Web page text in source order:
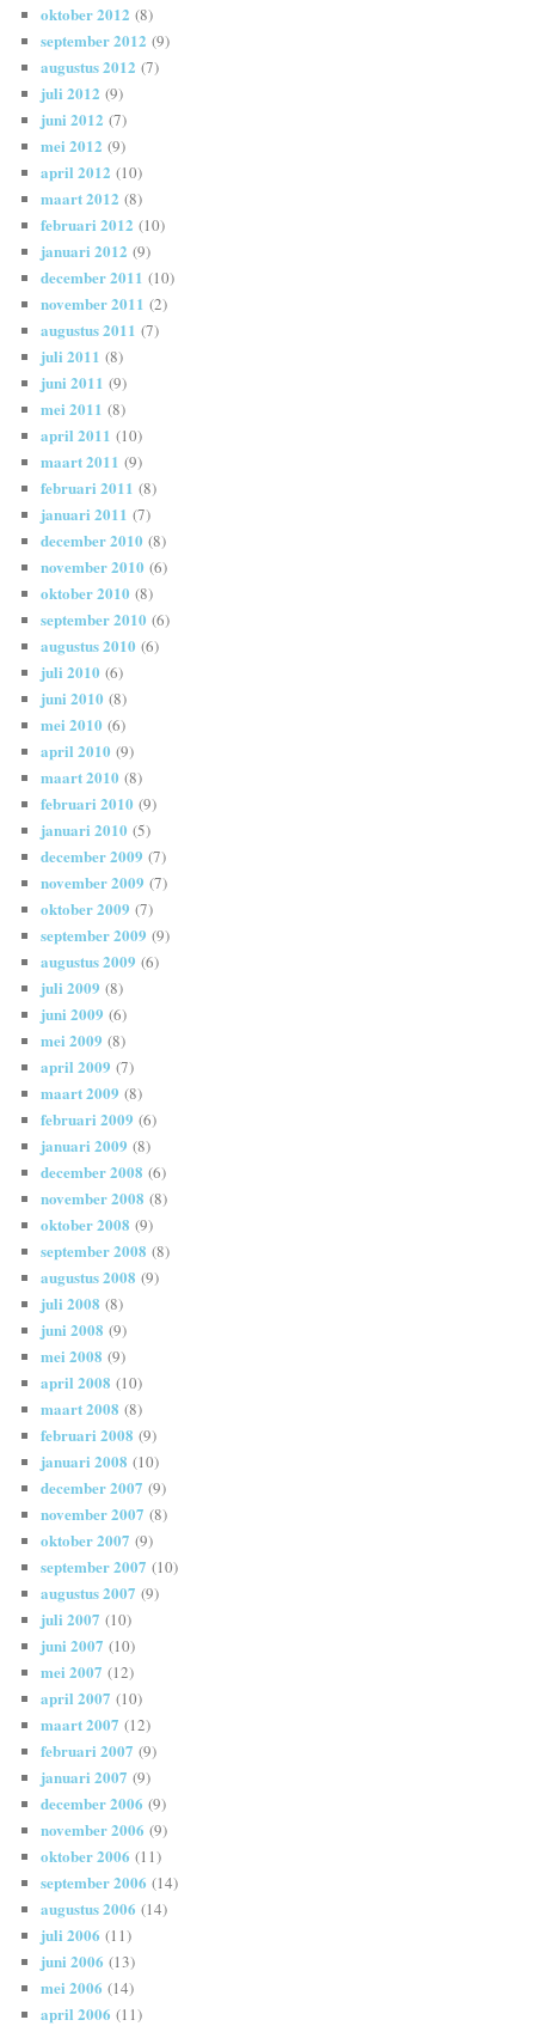
oktober 2012 (8)
september 2012 (9)
augustus 2012 (7)
juli 2012 (9)
juni 2012 (7)
mei 2012 (9)
april 2012 (10)
maart 2012 (8)
februari 2012 (10)
januari 2012 (9)
december 2011 (10)
november 2011 (2)
augustus 2011 (7)
juli 2011 (8)
juni 2011 (9)
mei 2011 (8)
april 2011 (10)
maart 2011 (9)
februari 2011 (8)
januari 2011 (7)
december 2010 (8)
november 2010 (6)
oktober 2010 (8)
september 2010 (6)
augustus 2010 (6)
juli 2010 (6)
juni 2010 (8)
mei 2010 (6)
april 2010 (9)
maart 2010 (8)
februari 2010 (9)
januari 2010 (5)
december 2009 (7)
november 2009 (7)
oktober 2009 (7)
september 2009 (9)
augustus 2009 (6)
juli 2009 (8)
juni 2009 (6)
mei 2009 (8)
april 2009 (7)
maart 2009 (8)
februari 2009 (6)
januari 2009 (8)
december 2008 (6)
november 2008 (8)
oktober 2008 (9)
september 2008 (8)
augustus 2008 (9)
juli 2008 (8)
juni 2008 (9)
mei 2008 (9)
april 2008 (10)
maart 2008 (8)
februari 2008 (9)
januari 2008 (10)
december 2007 (9)
november 2007 (8)
oktober 2007 (9)
september 2007 (10)
augustus 2007 (9)
juli 2007 (10)
juni 2007 (10)
mei 2007 (12)
april 2007 (10)
maart 2007 (12)
februari 2007 (9)
januari 2007 (9)
december 2006 (9)
november 2006 (9)
oktober 2006 (11)
september 2006 (14)
augustus 2006 (14)
juli 2006 (11)
juni 2006 (13)
mei 2006 (14)
april 2006 (11)